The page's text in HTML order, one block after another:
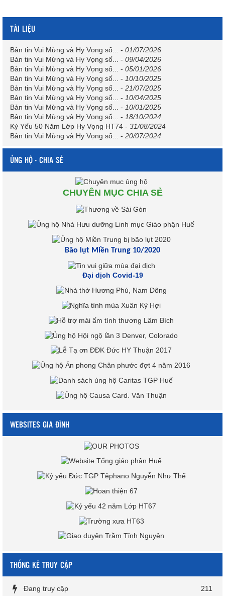
TÀI LIỆU
Bản tin Vui Mừng và Hy Vọng số... - 01/07/2026
Bản tin Vui Mừng và Hy Vọng số... - 09/04/2026
Bản tin Vui Mừng và Hy Vọng số... - 05/01/2026
Bản tin Vui Mừng và Hy Vọng số... - 10/10/2025
Bản tin Vui Mừng và Hy Vọng số... - 21/07/2025
Bản tin Vui Mừng và Hy Vọng số... - 10/04/2025
Bản tin Vui Mừng và Hy Vọng số... - 10/01/2025
Bản tin Vui Mừng và Hy Vọng số... - 18/10/2024
Kỷ Yếu 50 Năm Lớp Hy Vọng HT74 - 31/08/2024
Bản tin Vui Mừng và Hy Vọng số... - 20/07/2024
ỦNG HỘ - CHIA SẺ
CHUYÊN MỤC CHIA SẺ
Bão lụt Miền Trung 10/2020
Đại dịch Covid-19
WEBSITES GIA ĐÌNH
THỐNG KÊ TRUY CẬP
Đang truy cập
211